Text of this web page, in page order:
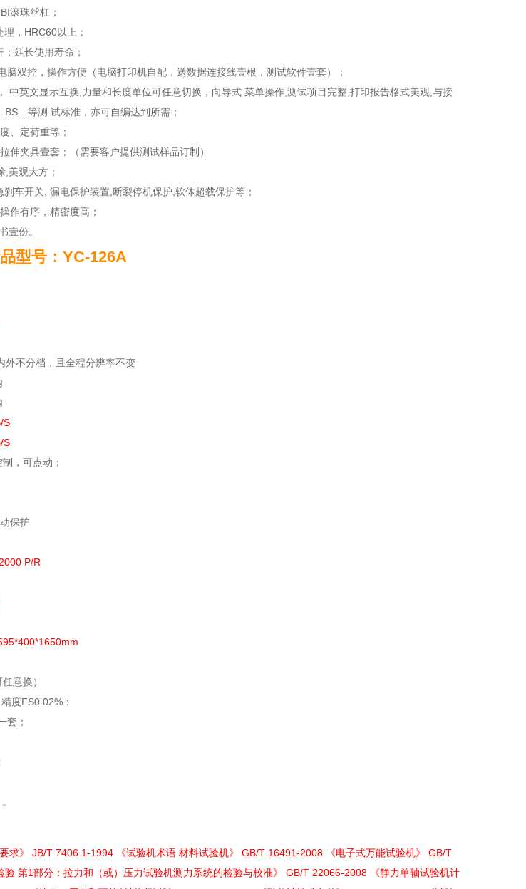
滚珠丝杠；
，HRC60以上；
延长使用寿命；
双控，操作方便（电脑打印机自配，送数据连接线壹根，测试软件壹套）；
中英文显示互换,力量和长度单位可任意切换，向导式 菜单操作,测试项目完整,打印报告格式美观,与接
等测 试标准，亦可自编达到所需；
、定荷重等；
伸夹具壹套；（需要客户提供测试样品订制）
美观大方；
车开关, 漏电保护装置,断裂停机保护,软体超载保护等；
作有序，精密度高；
壹份。
型号：YC-126A
外不分档，且全程分辨率不变
S
S
，可点动；
保护
P/R
意换）
度FS0.02%：
套；
求》 JB/T 7406.1-1994 《试验机术语 材料试验机》 GB/T 16491-2008 《电子式万能试验机》 GB/T
第1部分：拉力和（或）压力试验机测力系统的检验与校准》 GB/T 22066-2008 《静力单轴试验机计